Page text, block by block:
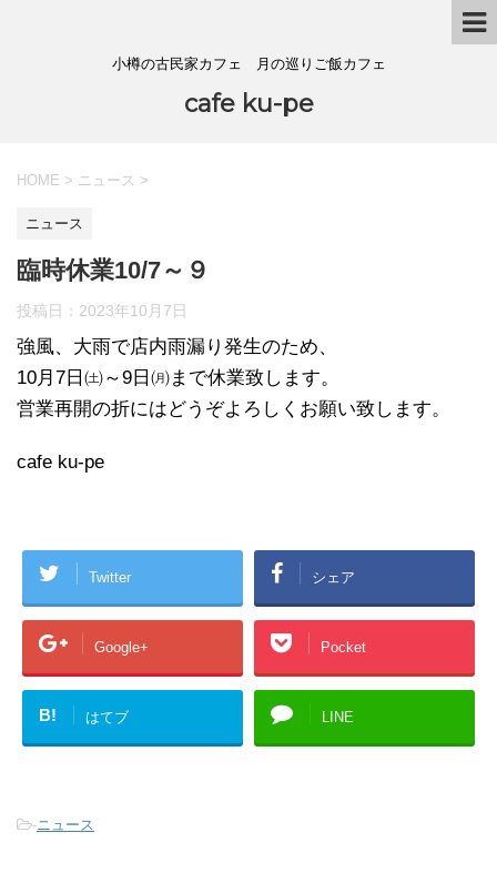
小樽の古民家カフェ 月の巡りご飯カフェ
cafe ku-pe
HOME > ニュース >
ニュース
臨時休業10/7～９
投稿日： 2023年10月7日
強風、大雨で店内雨漏り発生のため、
10月7日㈯～9日㈪まで休業致します。
営業再開の折にはどうぞよろしくお願い致します。
cafe ku-pe
Twitter シェア
Google+ Pocket
B! はてブ LINE
-ニュース